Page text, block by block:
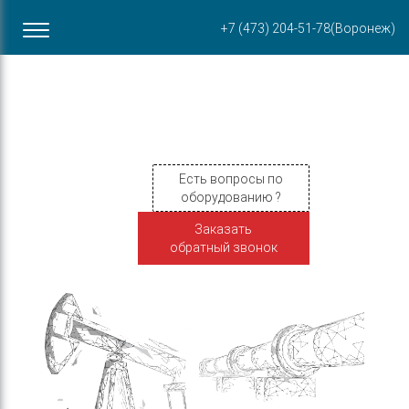
+7 (473) 204-51-78(Воронеж)
ул. Пирогова, 87Б
Есть вопросы по
оборудованию ?
Заказать
обратный звонок